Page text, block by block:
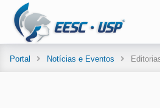
Portal Notícias e Eventos